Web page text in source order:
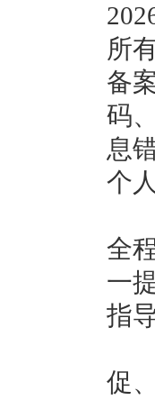
所
备
码
息
个
我
全
一
指
为
促